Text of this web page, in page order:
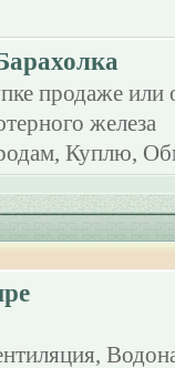
продаже или
железа
, Куплю,
,